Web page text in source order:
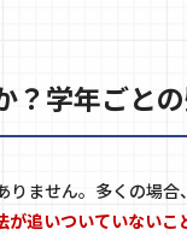
？学年ごと
ません。多くの場合、
が追いついていないこ